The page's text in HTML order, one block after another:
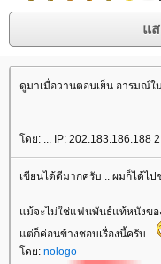
ดูมาเมื่อวานตอนเย็น อารมณ์ใ
ดย: ... IP: 202.183.186.188
เขียนได้ดีมากครับ .. ผมก็ได้ไ
ม้จะไม่ใช่แฟนพันธ์แท้หนังขอ
ต่ก็ค่อนข้างชอบเรื่องนี้ครับ ..
ดย: nologo